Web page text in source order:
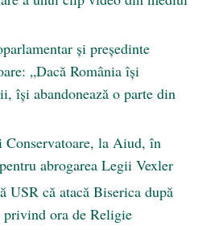
și președinte
„Dacă România își
își abandonează o parte din
Conservatoare, la Aiud, în
abrogarea Legii Vexler
USR că atacă Biserica după
privind ora de Religie